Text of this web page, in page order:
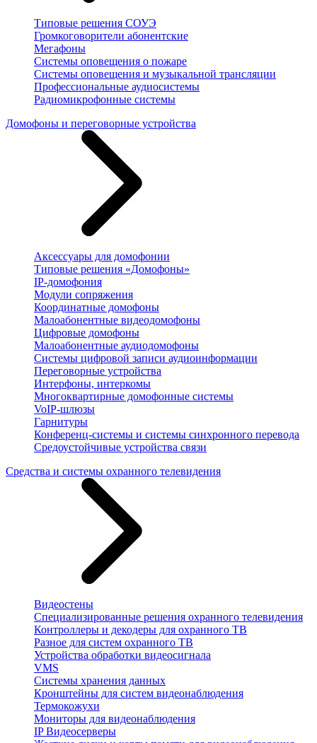
Типовые решения СОУЭ
Громкоговорители абонентские
Мегафоны
Системы оповещения о пожаре
Системы оповещения и музыкальной трансляции
Профессиональные аудиосистемы
Радиомикрофонные системы
Домофоны и переговорные устройства
Аксессуары для домофонии
Типовые решения «Домофоны»
IP-домофония
Модули сопряжения
Координатные домофоны
Малоабонентные видеодомофоны
Цифровые домофоны
Малоабонентные аудиодомофоны
Системы цифровой записи аудиоинформации
Переговорные устройства
Интерфоны, интеркомы
Многоквартирные домофонные системы
VoIP-шлюзы
Гарнитуры
Конференц-системы и системы синхронного перевода
Средоустойчивые устройства связи
Средства и системы охранного телевидения
Видеостены
Специализированные решения охранного телевидения
Контроллеры и декодеры для охранного ТВ
Разное для систем охранного ТВ
Устройства обработки видеосигнала
VMS
Системы хранения данных
Кронштейны для систем видеонаблюдения
Термокожухи
Мониторы для видеонаблюдения
IP Видеосерверы